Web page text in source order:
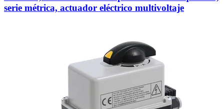
serie métrica, actuador eléctrico multivoltaje